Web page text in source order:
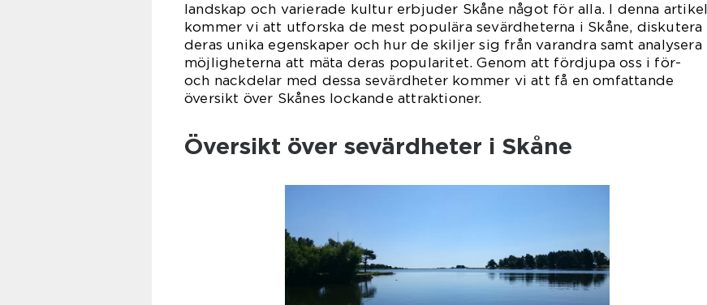
landskap och varierade kultur erbjuder Skåne något för alla. I denna artikel
kommer vi att utforska de mest populära sevärdheterna i Skåne, diskutera
deras unika egenskaper och hur de skiljer sig från varandra samt analysera
möjligheterna att mäta deras popularitet. Genom att fördjupa oss i för-
och nackdelar med dessa sevärdheter kommer vi att få en omfattande
översikt över Skånes lockande attraktioner.
Översikt över sevärdheter i Skåne